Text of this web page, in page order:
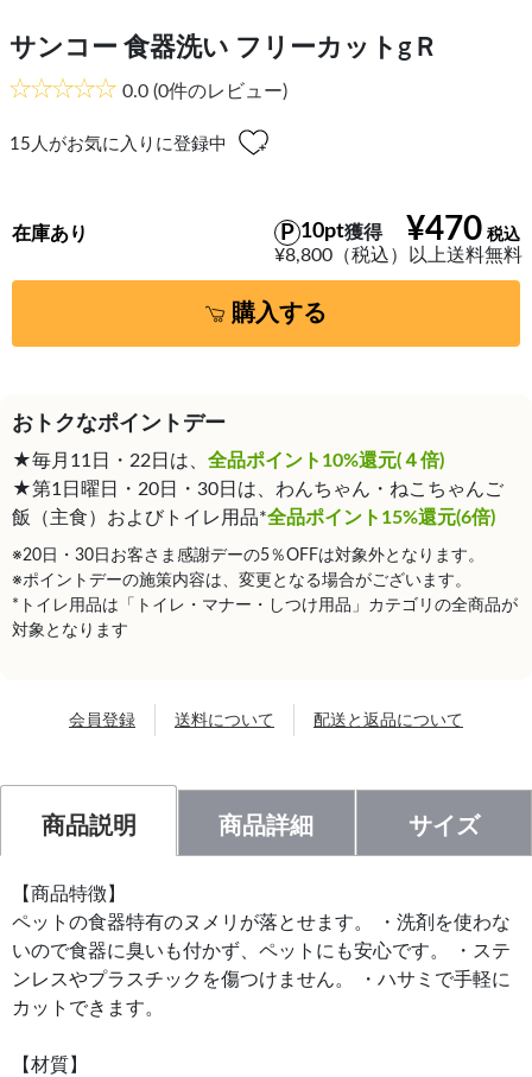
サンコー 食器洗い フリーカットgＲ
0.0 (0件のレビュー)
15 人がお気に入りに登録中
¥470
10pt獲得
¥8,800（税込）以上送料無料
在庫あり
購入する
おトクなポイントデー
★毎月11日・22日は、 全品ポイント10%還元(４倍)
★第1日曜日・20日・30日は、わんちゃん・ねこちゃんご
飯（主食）およびトイレ用品*全品ポイント15%還元(6倍)
※20日・30日お客さま感謝デーの5％OFFは対象外となります。
※ポイントデーの施策内容は、変更となる場合がございます。
*トイレ用品は「トイレ・マナー・しつけ用品」カテゴリの全商品が
対象となります
会員登録 送料について 配送と返品について
商品説明 商品詳細 サイズ
【商品特徴】
ペットの食器特有のヌメリが落とせます。 ・洗剤を使わな
いので食器に臭いも付かず、ペットにも安心です。 ・ステ
ンレスやプラスチックを傷つけません。 ・ハサミで手軽に
カットできます。
【材質】